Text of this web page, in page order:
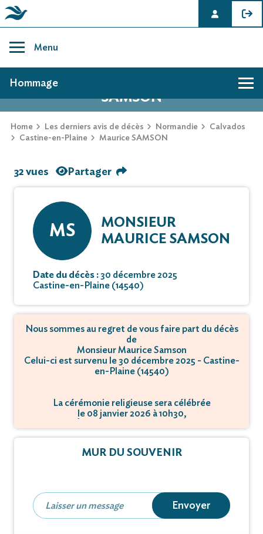
content
Menu
AVIS DE DÉCÈS DE MAURICE
SAMSON
Home Les derniers avis de décès Normandie
Calvados
Castine-en-Plaine
Maurice SAMSON
Hommage
32 vues Partager
MS
MONSIEUR
MAURICE SAMSON
Date du décès :30 décembre 2025
Castine-en-Plaine (14540)
Nous sommes au regret de vous faire part du décès
de
Monsieur Maurice Samson
Celui-ci est survenu le 30 décembre 2025 - Castine-
en-Plaine (14540)
La cérémonie religieuse sera célébrée
le 08 janvier 2026 à 10h30,
MUR DU SOUVENIR
Envoyer